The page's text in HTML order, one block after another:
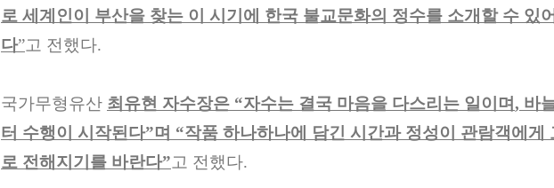
로 세계인이 부산을 찾는 이 시기에 한국 불교문화의 정수를 소개할 수 있
다”고 전했다.
국가무형유산 최유현 자수장은 “자수는 결국 마음을 다스리는 일이며, 바
터 수행이 시작된다”며 “작품 하나하나에 담긴 시간과 정성이 관람객에게
로 전해지기를 바란다”고 전했다.